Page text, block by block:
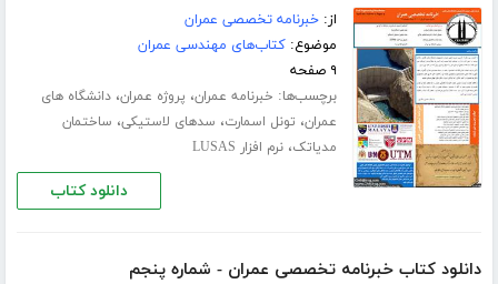
از:خبرنامه تخصصی عمران
موضوع:کتاب‌های مهندسی عمران
۹ صفحه
برچسب‌ها: خبرنامه عمران، پروژه عمران،دانشگاه های
عمران، تونل اسمارت، سدهای لاستیکی، ساختمان
مدیاتک،نرم افزار LUSAS
دانلود کتاب
دانلود کتاب خبرنامه تخصصی عمران - شماره پنجم